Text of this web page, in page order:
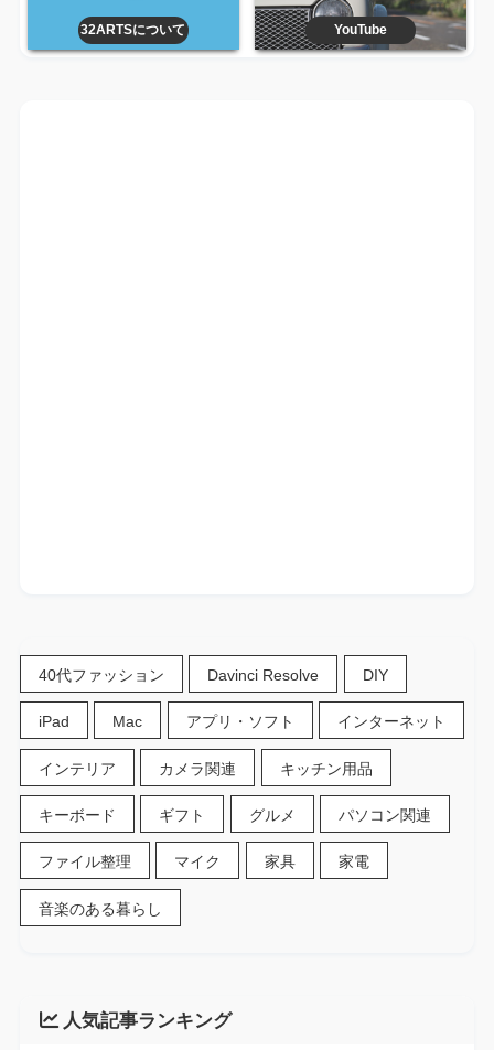
32ARTSについて YouTube
40代ファッション Davinci Resolve DIY
iPad Mac アプリ・ソフト インターネット
インテリア カメラ関連 キッチン用品
キーボード ギフト グルメ パソコン関連
ファイル整理 マイク 家具 家電
音楽のある暮らし
人気記事ランキング